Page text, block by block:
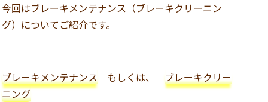
今回はブレーキメンテナンス（ブレーキクリーニン
グ）についてご紹介です。
ブレーキメンテナンス もしくは、 ブレーキクリー
ニング